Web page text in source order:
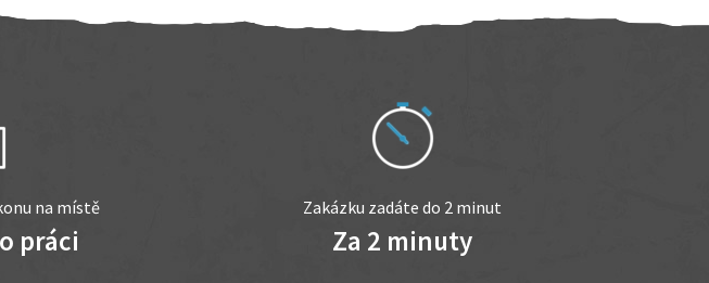
na místě
práci
Zakázku zadáte do 2 minut
Za 2 minuty